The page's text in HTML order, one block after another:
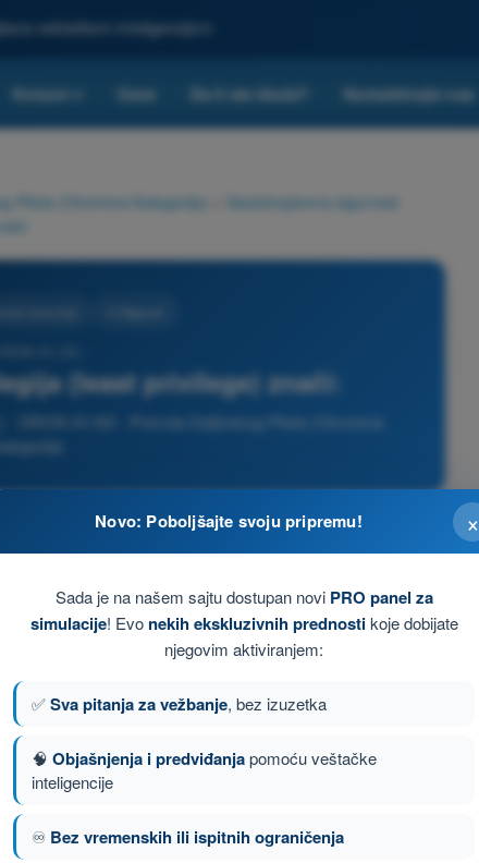
veštačkom inteligencijom
Kvizovi Cene Da li ste škola? Kontaktirajte nas
Pilota (Otvorena Kategorija)
Vazduhoplovna sigurnost
(least privilege) znači:
DRON A1/A3 - Potvrda Daljinskog Pilota (Otvorena
Kategorija)
pristupa.
10 od 32
×
Novo: Poboljšajte svoju pripremu!
Sada je na našem sajtu dostupan novi PRO panel za
simulacije! Evo nekih ekskluzivnih prednostikoje dobijate
njegovim aktiviranjem:
✅Sva pitanja za vežbanje, bez izuzetka
🧠 Objašnjenja i predviđanjapomoću veštačke
inteligencije
♾️ Bez vremenskih ili ispitnih ograničenja